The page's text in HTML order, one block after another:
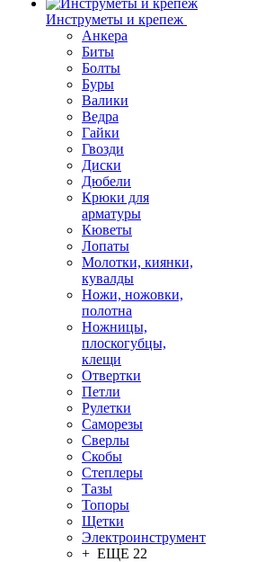
Инструметы и крепеж
Анкера
Биты
Болты
Буры
Валики
Ведра
Гайки
Гвозди
Диски
Дюбели
Крюки для
арматуры
Кюветы
Лопаты
Молотки, киянки,
кувалды
Ножи, ножовки,
полотна
Ножницы,
плоскогубцы,
клещи
Отвертки
Петли
Рулетки
Саморезы
Сверлы
Скобы
Степлеры
Тазы
Топоры
Щетки
Электроинструмент
+ ЕЩЕ 22